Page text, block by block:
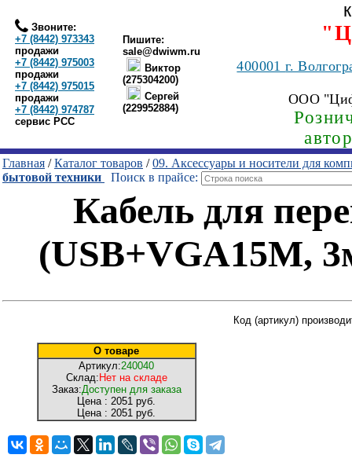
Звоните:
+7 (8442) 973343
продажи
+7 (8442) 975003
продажи
+7 (8442) 975015
продажи
+7 (8442) 974787
сервис РСС
Пишите:
sale@dwiwm.ru
Виктор
(275304200)
Сергей
(229952884)
400001г.
ООО
Главная /Каталог товаров /09. Аксессуары и носители для
бытовой техники
Поиск в прайсе:
Кабель для
(USB+VGA15M,
О товаре
Артикул:240040
Склад: Нет на складе
Заказ:Доступен для заказа
Цена : 2051 руб.
Цена : 2051 руб.
Код (артикул)